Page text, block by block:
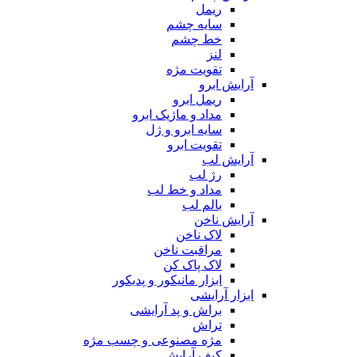
ریمل
سایه چشم
خط چشم
لنز
تقویت مژه
آرایش ابرو
ریمل ابرو
مداد و ماژیک ابرو
سایه ابرو و ژل
تقویت ابرو
آرایش لب
رژ لب
مداد و خط لب
بالم لب
آرایش ناخن
لاک ناخن
مراقبت ناخن
لاک پاک کن
ابزار مانیکور و پدیکور
ابزار آرایشی
براش و پد آرایشی
تراش
مژه مصنوعی و چسب مژه